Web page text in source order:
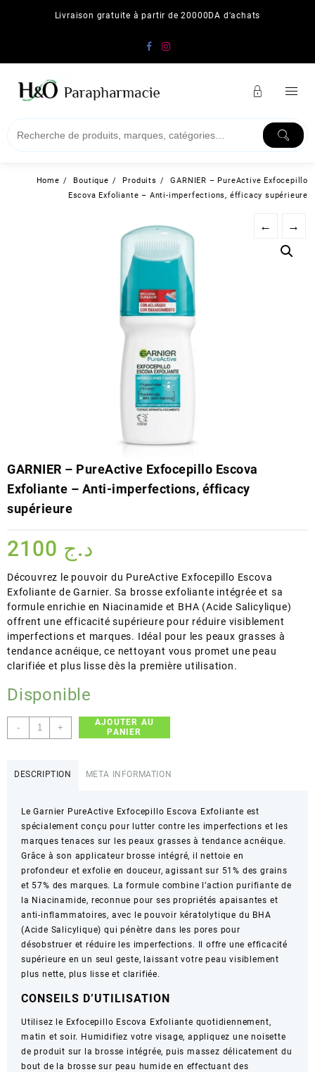
Livraison gratuite à partir de 20000DA d'achats
Home Boutique Produits
GARNIER – PureActive Exfocepillo
Escova Exfoliante – Anti-imperfections, éfficacy supérieure
← →
GARNIER – PureActive Exfocepillo Escova
Exfoliante – Anti-imperfections, éfficacy
supérieure
د.ج
Découvrez le pouvoir du PureActive Exfocepillo Escova
Exfoliante de Garnier. Sa brosse exfoliante intégrée et sa
formule enrichie en Niacinamide et BHA (Acide Salicylique)
offrent une efficacité supérieure pour réduire visiblement
imperfections et marques. Idéal pour les peaux grasses à
tendance acnéique, ce nettoyant vous promet une peau
clarifiée et plus lisse dès la première utilisation.
Disponible
-
quantité
de
Escova
Exfoliante
–
Anti-
imperfections,
éfficacy
supérieure
+
AJOUTER AU
PANIER
DESCRIPTION META INFORMATION
Le Garnier PureActive Exfocepillo Escova Exfoliante est
spécialement conçu pour lutter contre les imperfections et les
marques tenaces sur les peaux grasses à tendance acnéique.
Grâce à son applicateur brosse intégré, il nettoie en
profondeur et exfolie en douceur, agissant sur 51% des grains
et 57% des marques. La formule combine l’action purifiante de
la Niacinamide, reconnue pour ses propriétés apaisantes et
anti-inflammatoires, avec le pouvoir kératolytique du BHA
(Acide Salicylique) qui pénètre dans les pores pour
désobstruer et réduire les imperfections. Il offre une efficacité
supérieure en un seul geste, laissant votre peau visiblement
plus nette, plus lisse et clarifiée.
CONSEILS D’UTILISATION
Utilisez le Exfocepillo Escova Exfoliante quotidiennement,
matin et soir. Humidifiez votre visage, appliquez une noisette
de produit sur la brosse intégrée, puis massez délicatement du
bout de la brosse sur peau humide en effectuant des